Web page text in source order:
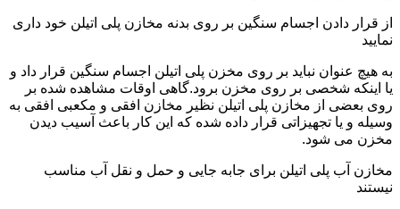
از قرار دادن اجسام سنگین بر روی بدنه مخازن پلی اتیلن خود داری
نمایید
به هیچ عنوان نباید بر روی مخزن پلی اتیلن اجسام سنگین قرار داد و
یا اینکه شخصی بر روی مخزن برود.گاهی اوقات مشاهده شده بر
روی بعضی از مخازن پلی اتیلن نظیر مخازن افقی و مکعبی افقی به
وسیله و یا تجهیزاتی قرار داده شده که این کار باعث آسیب دیدن
مخزن می شود.
مخازن آب پلی اتیلن برای جابه جایی و حمل و نقل آب مناسب
نیستند